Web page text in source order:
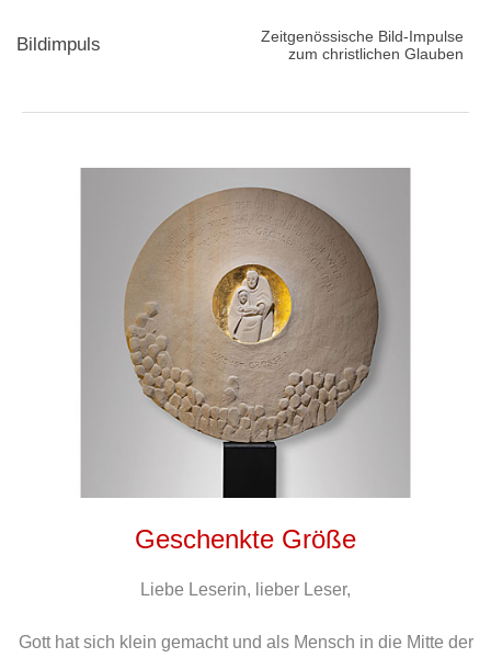
Bildimpuls
Zeitgenössische Bild-Impulse
zum christlichen Glauben
Geschenkte Größe
Liebe Leserin, lieber Leser,
Gott hat sich klein gemacht und als Mensch in die Mitte der